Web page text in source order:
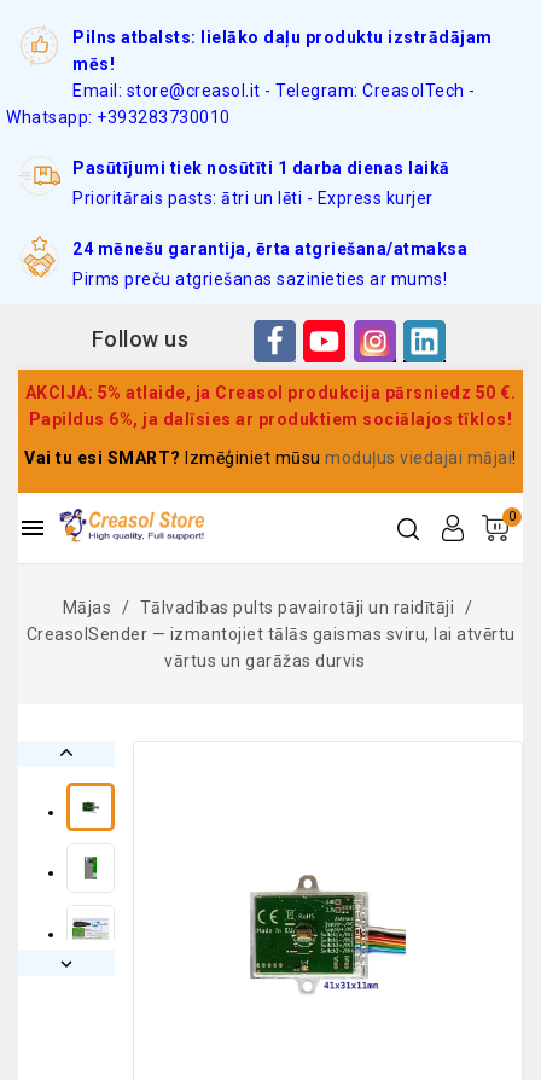
Pilns atbalsts: lielāko daļu produktu izstrādājam
mēs!
Email: store@creasol.it - Telegram: CreasolTech -
Whatsapp: +393283730010
Pasūtījumi tiek nosūtīti 1 darba dienas laikā
Prioritārais pasts: ātri un lēti - Express kurjer
24 mēnešu garantija, ērta atgriešana/atmaksa
Pirms preču atgriešanas sazinieties ar mums!
Follow us
AKCIJA: 5% atlaide, ja Creasol produkcija pārsniedz 50 €.
Papildus 6%, ja dalīsies ar produktiem sociālajos tīklos!
Vai tu esi SMART?
Izmēģiniet mūsumoduļus viedajai mājai!
0

Mājas
Tālvadības pults pavairotāji un raidītāji
CreasolSender — izmantojiet tālās gaismas sviru, lai atvērtu
vārtus un garāžas durvis

